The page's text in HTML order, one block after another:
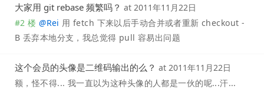
大家用 git rebase 频繁吗？ at 2011年11月22日
#2 楼 @Rei 用 fetch 下来以后手动合并或者重新 checkout -
B 丢弃本地分支，我总觉得 pull 容易出问题
这个会员的头像是二维码输出的么？ at 2011年11月22日
额，怪不得... 我一直以为这种头像的人都是一伙的呢...汗...